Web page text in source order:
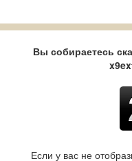
Вы собираетесь
Если у вас не